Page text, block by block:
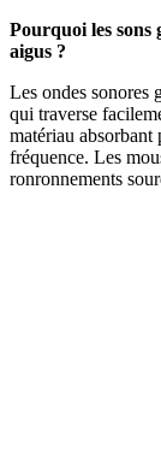
Pourquoi les sons
aigus ?
Les ondes sonores
qui traverse
matériau absorbant
fréquence. Les
ronronnements